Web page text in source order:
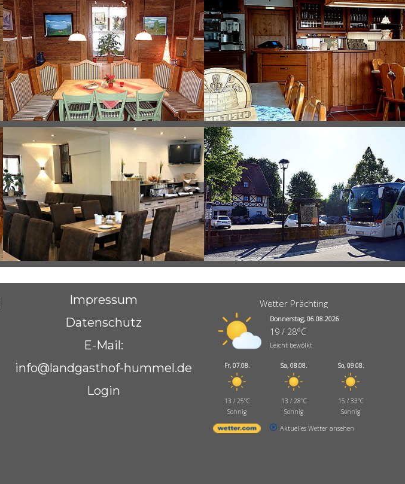
Impressum
Datenschutz
E-Mail:
info@landgasthof-hummel.de
Login
Wetter Prächting
Donnerstag, 06.08.2026
19 / 28°C
Leicht bewölkt
Fr, 07.08.
13 / 25°C
Sonnig
Sa, 08.08.
13 / 28°C
Sonnig
So, 09.08.
15 / 33°C
Sonnig
Aktuelles Wetter ansehen